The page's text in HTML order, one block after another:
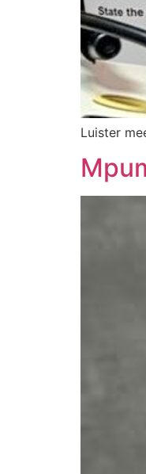
Luister